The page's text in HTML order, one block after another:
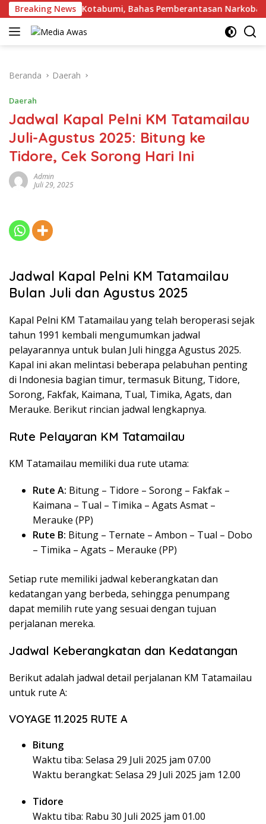
Langsung
ke
konten
Breaking News
Kalapas Kotabumi, Bahas Pemberantasan Narkoba dan
Beranda Daerah
Daerah
Jadwal Kapal Pelni KM Tatamailau
Juli-Agustus 2025: Bitung ke
Tidore, Cek Sorong Hari Ini
Admin
Juli 29, 2025
Jadwal Kapal Pelni KM Tatamailau
Bulan Juli dan Agustus 2025
Kapal Pelni KM Tatamailau yang telah beroperasi sejak
tahun 1991 kembali mengumumkan jadwal
pelayarannya untuk bulan Juli hingga Agustus 2025.
Kapal ini akan melintasi beberapa pelabuhan penting
di Indonesia bagian timur, termasuk Bitung, Tidore,
Sorong, Fakfak, Kaimana, Tual, Timika, Agats, dan
Merauke. Berikut rincian jadwal lengkapnya.
Rute Pelayaran KM Tatamailau
KM Tatamailau memiliki dua rute utama:
Rute A: Bitung – Tidore – Sorong – Fakfak –
Kaimana – Tual – Timika – Agats Asmat –
Merauke (PP)
Rute B: Bitung – Ternate – Ambon – Tual – Dobo
– Timika – Agats – Merauke (PP)
Setiap rute memiliki jadwal keberangkatan dan
kedatangan yang berbeda, sehingga penumpang
dapat memilih rute yang sesuai dengan tujuan
perjalanan mereka.
Jadwal Keberangkatan dan Kedatangan
Berikut adalah jadwal detail perjalanan KM Tatamailau
untuk rute A:
VOYAGE 11.2025 RUTE A
Bitung
Waktu tiba: Selasa 29 Juli 2025 jam 07.00
Waktu berangkat: Selasa 29 Juli 2025 jam 12.00
Tidore
Waktu tiba: Rabu 30 Juli 2025 jam 01.00